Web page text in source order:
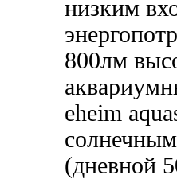
низким
800лм
eheim
(дневной